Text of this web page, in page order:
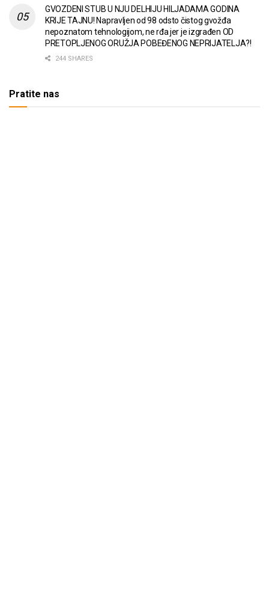
GVOZDENI STUB U NJU DELHIJU HILJADAMA GODINA
KRIJE TAJNU! Napravljen od 98 odsto čistog gvožđa
nepoznatom tehnologijom, ne rđa jer je izgrađen OD
PRETOPLJENOG ORUŽJA POBEĐENOG NEPRIJATELJA?!
244 SHARES
Pratite nas